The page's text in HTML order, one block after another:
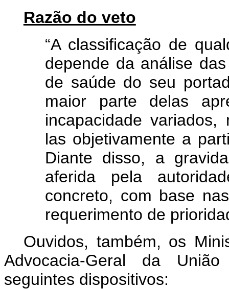
Razão do veto
“A classificação de
depende da análise
de saúde do seu
maior parte delas
incapacidade
las objetivamente a
Diante disso, a
aferida pela
concreto, com base
requerimento de
Ouvidos, também, os
Advocacia-Geral da
seguintes dispositivos: